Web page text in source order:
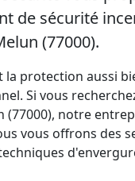
de sécurité
(77000).
la protection aussi
Si vous
(77000), notre
vous offrons des